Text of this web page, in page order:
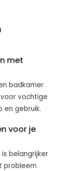
met
badkamer
vochtige
en gebruik.
voor je
belangrijker
probleem